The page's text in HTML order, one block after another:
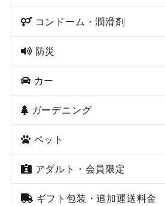
コンドーム・潤滑剤
防災
カー
ガーデニング
ペット
アダルト・会員限定
ギフト包装・追加運送料金